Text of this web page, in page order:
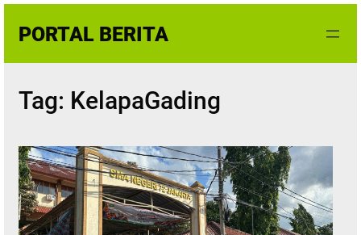
content
PORTAL BERITA
Tag: KelapaGading